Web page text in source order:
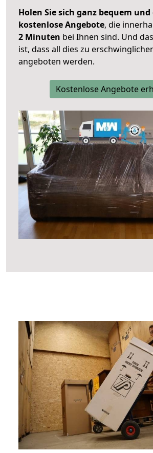
Holen Sie sich ganz bequem
kostenlose Angebote, die
2 Minuten bei Ihnen sind. Und
ist, dass all dies zu
angeboten werden.
Kostenlose Angebote